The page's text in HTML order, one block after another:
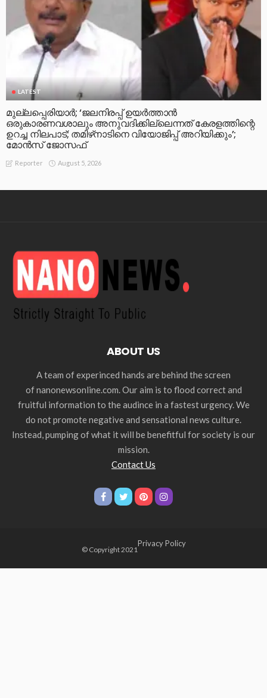
LATEST
മുല്ലപ്പെരിയാര്‍; ‘ജലനിരപ്പ് ഉയര്‍ത്താന്‍
ഒരുകാരണവശാലും അനുവദിക്കില്ലെന്നത് കേരളത്തിന്റെ
ഉറച്ച നിലപാട്; തമിഴ്‌നാടിനെ വിയോജിപ്പ് അറിയിക്കും’;
മോന്‍സ് ജോസഫ്
Reporter August 5, 2026
ABOUT US
A team of experinced hands are behind the screen
of nanonewsonline.com. Our aim is to flood correct and
fruitful information to the audince in a fastest urgency. We
do not promote negative and sensational news culture.
Instead, pumping of what it will be benefitful for society is our
mission.
Contact Us
© Copyright 2021
Privacy Policy